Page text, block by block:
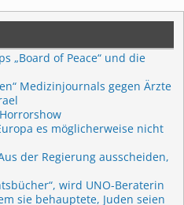
„Board of Peace“ und die
Medizinjournals gegen Ärzte
es möglicherweise nicht
der Regierung ausscheiden,
wird UNO-Beraterin
sie behauptete, Juden seien